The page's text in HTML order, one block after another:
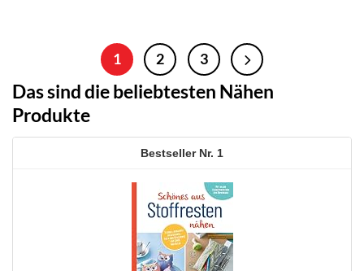
1 2 3
Das sind die beliebtesten Nähen
Produkte
1